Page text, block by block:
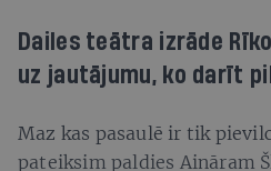
Dailes teātra izrāde
uz jautājumu, ko darīt
Maz kas pasaulē ir tik
pateiksim paldies Aināram